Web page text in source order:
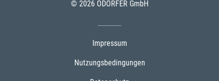
© 2026 ODÖRFER GmbH
Impressum
Nutzungsbedingungen